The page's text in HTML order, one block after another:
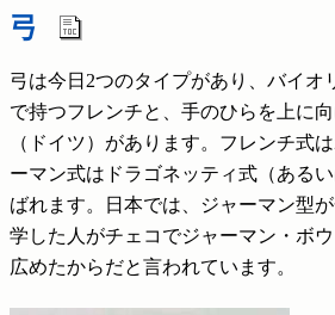
弓
弓は今日2つのタイプがあり、バイオ
で持つフレンチと、手のひらを上に
（ドイツ）があります。フレンチ式
ーマン式はドラゴネッティ式（ある
ばれます。日本では、ジャーマン型
学した人がチェコでジャーマン・ボ
広めたからだと言われています。